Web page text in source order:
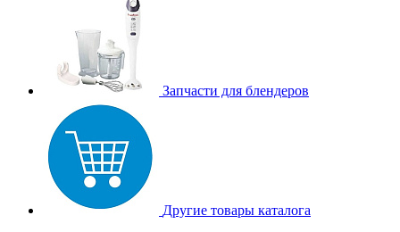
Запчасти для блендеров
Другие товары каталога